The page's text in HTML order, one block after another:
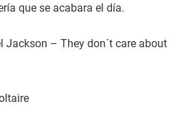
que se acabara el día.
Jackson – They don´t care about